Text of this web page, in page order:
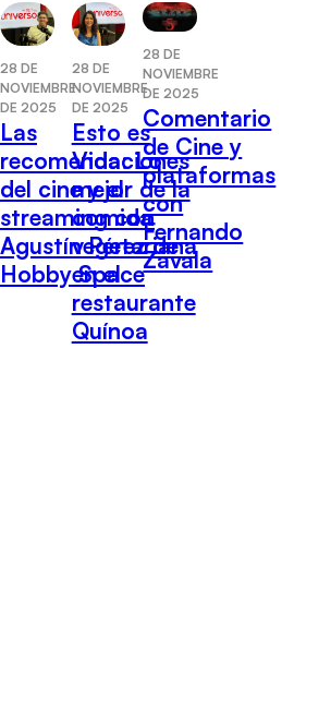
28 DE
NOVIEMBRE
DE 2025
Las
recomendaciones
del cine y el
streaming con
Agustín Pérez de
Hobby Space
28 DE
NOVIEMBRE
DE 2025
Esto es
Vida: Lo
mejor de la
comida
vegetariana
en el
restaurante
Quínoa
28 DE
NOVIEMBRE
DE 2025
Comentario
de Cine y
plataformas
con
Fernando
Zavala